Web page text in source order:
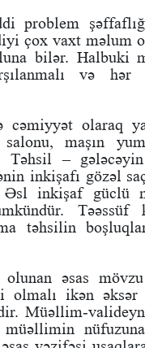
problem
çox vaxt məlum
bilər. Halbuki
və
cəmiyyət olaraq
salonu, maşın
Təhsil –
inkişafı gözəl
Əsl inkişaf güclü
təhsilin
əsas
olmalı ikən
Müəllim-